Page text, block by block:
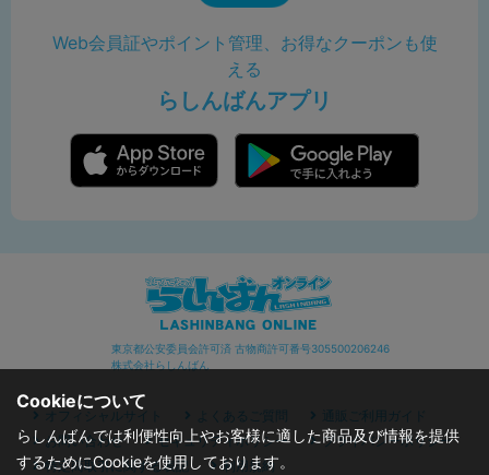
Web会員証やポイント管理、お得なクーポンも使
える
らしんばんアプリ
東京都公安委員会許可済 古物商許可番号305500206246
株式会社らしんばん
オフィシャルサイト よくあるご質問
通販ご利用ガイド
お問い合わせ
セキュリティポリシー
プライバシーポリシー
特定商取引に関する表記
利用規約
Cookieについて
らしんばんでは利便性向上やお客様に適した商品及び情報を提供
するためにCookieを使用しております。